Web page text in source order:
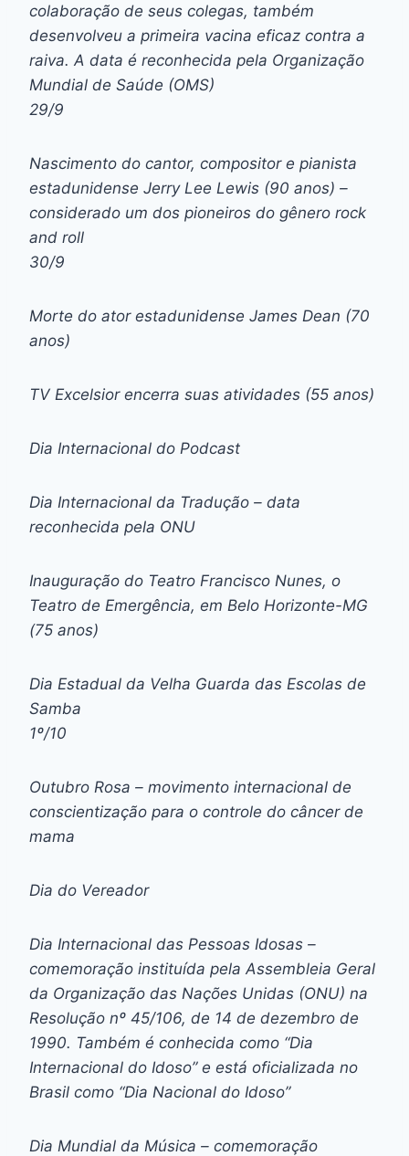
colaboração de seus colegas, também
desenvolveu a primeira vacina eficaz contra a
raiva. A data é reconhecida pela Organização
Mundial de Saúde (OMS)
29/9
Nascimento do cantor, compositor e pianista
estadunidense Jerry Lee Lewis (90 anos) –
considerado um dos pioneiros do gênero rock
and roll
30/9
Morte do ator estadunidense James Dean (70
anos)
TV Excelsior encerra suas atividades (55 anos)
Dia Internacional do Podcast
Dia Internacional da Tradução – data
reconhecida pela ONU
Inauguração do Teatro Francisco Nunes, o
Teatro de Emergência, em Belo Horizonte-MG
(75 anos)
Dia Estadual da Velha Guarda das Escolas de
Samba
1º/10
Outubro Rosa – movimento internacional de
conscientização para o controle do câncer de
mama
Dia do Vereador
Dia Internacional das Pessoas Idosas –
comemoração instituída pela Assembleia Geral
da Organização das Nações Unidas (ONU) na
Resolução nº 45/106, de 14 de dezembro de
1990. Também é conhecida como “Dia
Internacional do Idoso” e está oficializada no
Brasil como “Dia Nacional do Idoso”
Dia Mundial da Música – comemoração